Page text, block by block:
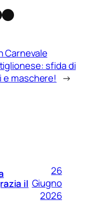
Telegram
Carnevale
sfida di
e maschere! →
il
26
Giugno
2026